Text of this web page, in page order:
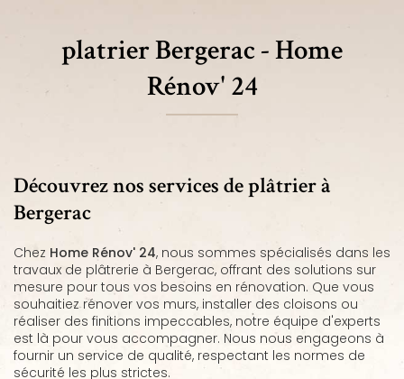
platrier Bergerac - Home
Rénov' 24
Découvrez nos services de plâtrier à
Bergerac
Chez Home Rénov' 24, nous sommes spécialisés dans les
travaux de plâtrerie à Bergerac, offrant des solutions sur
mesure pour tous vos besoins en rénovation. Que vous
souhaitiez rénover vos murs, installer des cloisons ou
réaliser des finitions impeccables, notre équipe d'experts
est là pour vous accompagner. Nous nous engageons à
fournir un service de qualité, respectant les normes de
sécurité les plus strictes.